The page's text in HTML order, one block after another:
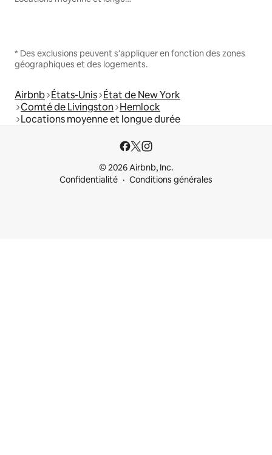
* Des exclusions peuvent s'appliquer en fonction des zones
géographiques et des logements.
Airbnb États-Unis État de New York
Comté de Livingston Hemlock
Locations moyenne et longue durée
© 2026 Airbnb, Inc.
Confidentialité
Conditions générales